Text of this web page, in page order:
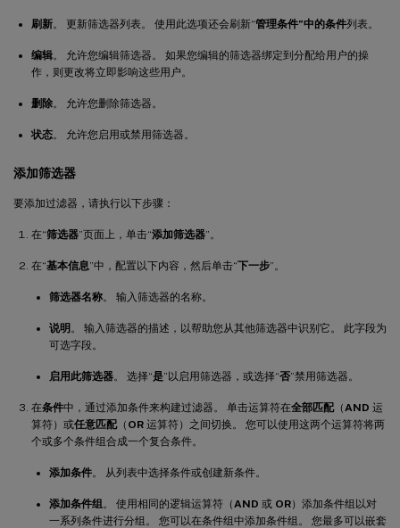
刷新。 更新筛选器列表。 使用此选项还会刷新“管理条件”中的条件列表。
编辑。 允许您编辑筛选器。 如果您编辑的筛选器绑定到分配给用户的操
作，则更改将立即影响这些用户。
删除。 允许您删除筛选器。
状态。 允许您启用或禁用筛选器。
添加筛选器
要添加过滤器，请执行以下步骤：
在“筛选器”页面上，单击“添加筛选器”。
在“基本信息”中，配置以下内容，然后单击“下一步”。
筛选器名称。 输入筛选器的名称。
说明 。 输入筛选器的描述，以帮助您从其他筛选器中识别它。 此字段为
可选字段。
启用此筛选器。 选择“是”以启用筛选器，或选择“否”禁用筛选器。
在条件中，通过添加条件来构建过滤器。 单击运算符在全部匹配（ AND 运
算符）或任意匹配（ OR 运算符）之间切换。 您可以使用这两个运算符将两
个或多个条件组合成一个复合条件。
添加条件。 从列表中选择条件或创建新条件。
添加条件组 。 使用相同的逻辑运算符（ AND 或 OR）添加条件组以对
一系列条件进行分组。 您可以在条件组中添加条件组。 您最多可以嵌套